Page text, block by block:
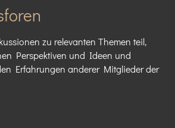
zu relevanten Themen teil,
Perspektiven und Ideen und
Erfahrungen anderer Mitglieder der